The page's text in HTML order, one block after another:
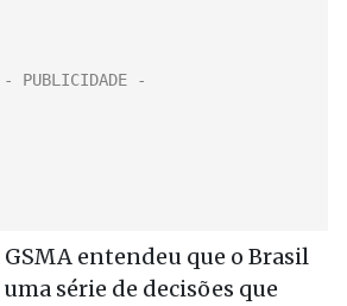
GSMA entendeu que o Brasil
série de decisões que